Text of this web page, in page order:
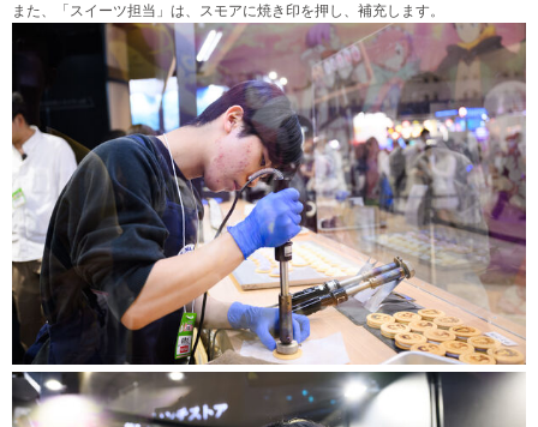
また、「スイーツ担当」は、スモアに焼き印を押し、補充します。